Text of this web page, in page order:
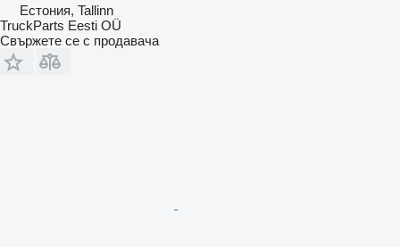
Естония, Tallinn
TruckParts Eesti OÜ
Свържете се с продавача